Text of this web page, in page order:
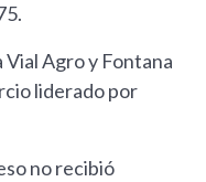
Agro y Fontana
liderado por
no recibió